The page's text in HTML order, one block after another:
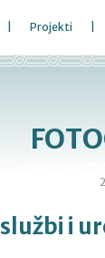
Projekti
i